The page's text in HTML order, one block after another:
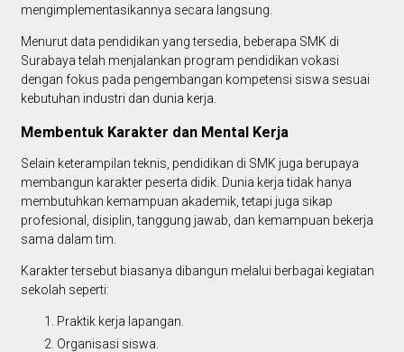
mengimplementasikannya secara langsung.
Menurut data pendidikan yang tersedia, beberapa SMK di
Surabaya telah menjalankan program pendidikan vokasi
dengan fokus pada pengembangan kompetensi siswa sesuai
kebutuhan industri dan dunia kerja.
Membentuk Karakter dan Mental Kerja
Selain keterampilan teknis, pendidikan di SMK juga berupaya
membangun karakter peserta didik. Dunia kerja tidak hanya
membutuhkan kemampuan akademik, tetapi juga sikap
profesional, disiplin, tanggung jawab, dan kemampuan bekerja
sama dalam tim.
Karakter tersebut biasanya dibangun melalui berbagai kegiatan
sekolah seperti:
Praktik kerja lapangan.
Organisasi siswa.